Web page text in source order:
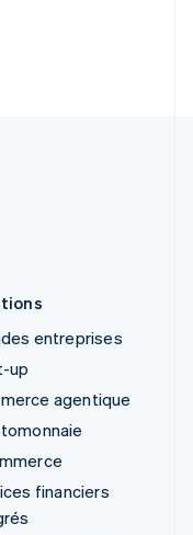
entreprises
up
agentique
financiers